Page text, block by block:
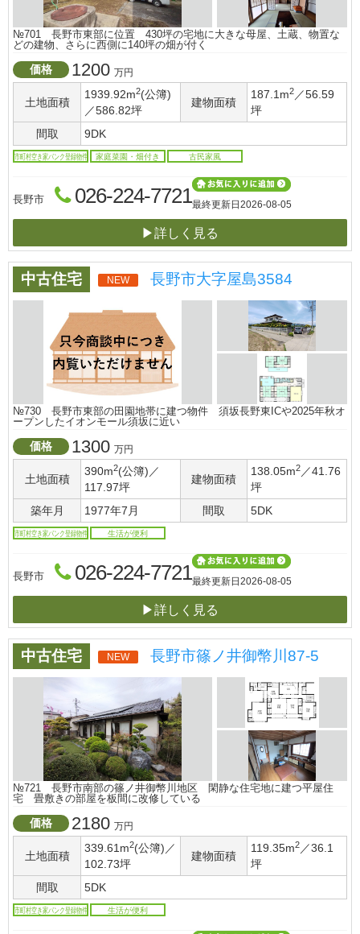
№701 長野市東部に位置 430坪の宅地に大きな母屋、土蔵、物置な
どの建物、さらに西側に140坪の畑が付く
価格 1200 万円
土地面積
1939.92m2(公簿)
／586.82坪
建物面積
187.1m2 ／56.59
坪
間取
9DK
市町村空き家バンク登録物件 家庭菜園・畑付き 古民家風
長野市 026-224-7721最終更新日 2026-08-05
▶詳しく見る
中古住宅 NEW 長野市大字屋島3584
№730 長野市東部の田園地帯に建つ物件 須坂長野東ICや2025年秋オ
ープンしたイオンモール須坂に近い
価格 1300 万円
土地面積
390m2(公簿)／
117.97坪
建物面積
138.05m2 ／41.76
坪
築年月
1977年7月 間取 5DK
市町村空き家バンク登録物件 生活が便利
長野市 026-224-7721最終更新日 2026-08-05
▶詳しく見る
中古住宅 NEW 長野市篠ノ井御幣川87-5
№721 長野市南部の篠ノ井御幣川地区 閑静な住宅地に建つ平屋住
宅 畳敷きの部屋を板間に改修している
価格 2180 万円
土地面積
339.61m2(公簿)／
102.73坪
建物面積
119.35m2 ／36.1
坪
間取
5DK
市町村空き家バンク登録物件 生活が便利